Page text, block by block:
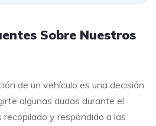
Sobre Nuestros
de un vehículo es una decisión
algunas dudas durante el
recopilado y respondido a las